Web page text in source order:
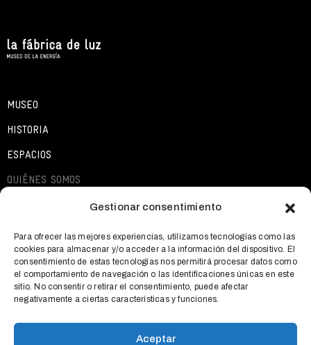
Gestionar consentimiento
Para ofrecer las mejores experiencias, utilizamos tecnologías como las
cookies para almacenar y/o acceder a la información del dispositivo. El
consentimiento de estas tecnologías nos permitirá procesar datos como
el comportamiento de navegación o las identificaciones únicas en este
sitio. No consentir o retirar el consentimiento, puede afectar
negativamente a ciertas características y funciones.
Aceptar
MUSEO
HISTORIA
ESPACIOS
QUIÉNES SOMOS
QUÉ OFRECEMOS
NOTICIAS
CONTACTO